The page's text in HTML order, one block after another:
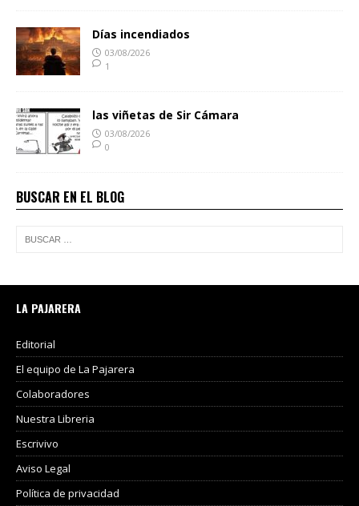
Días incendiados
03/08/2026
1
las viñetas de Sir Cámara
03/08/2026
0
BUSCAR EN EL BLOG
LA PAJARERA
Editorial
El equipo de La Pajarera
Colaboradores
Nuestra Libreria
Escrivivo
Aviso Legal
Política de privacidad